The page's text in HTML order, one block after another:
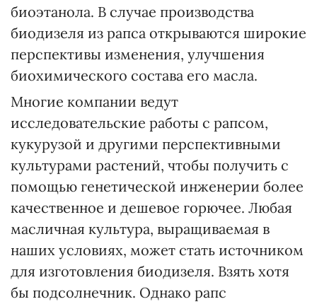
биоэтанола. В случае производства
биодизеля из рапса открываются широкие
перспективы изменения, улучшения
биохимического состава его масла.
Многие компании ведут
исследовательские работы с рапсом,
кукурузой и другими перспективными
культурами растений, чтобы получить с
помощью генетической инженерии более
качественное и дешевое горючее. Любая
масличная культура, выращиваемая в
наших условиях, может стать источником
для изготовления биодизеля. Взять хотя
бы подсолнечник. Однако рапс